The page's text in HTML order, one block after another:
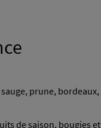
prune, bordeaux,
de saison, bougies et